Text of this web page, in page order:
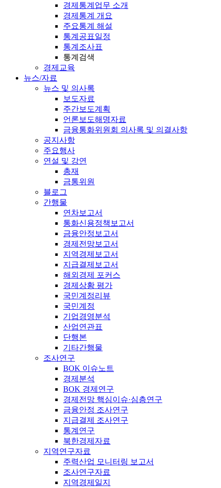
경제통계업무 소개
경제통계 개요
주요통계 해설
통계공표일정
통계조사표
통계검색
경제교육
뉴스/자료
뉴스 및 의사록
보도자료
주간보도계획
언론보도해명자료
금융통화위원회 의사록 및 의결사항
공지사항
주요행사
연설 및 강연
총재
금통위원
블로그
간행물
연차보고서
통화신용정책보고서
금융안정보고서
경제전망보고서
지역경제보고서
지급결제보고서
해외경제 포커스
경제상황 평가
국민계정리뷰
국민계정
기업경영분석
산업연관표
단행본
기타간행물
조사연구
BOK 이슈노트
경제분석
BOK 경제연구
경제전망 핵심이슈·심층연구
금융안정 조사연구
지급결제 조사연구
통계연구
북한경제자료
지역연구자료
주력산업 모니터링 보고서
조사연구자료
지역경제일지